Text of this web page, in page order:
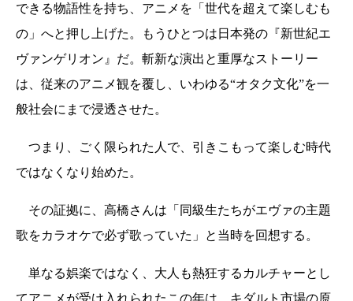
できる物語性を持ち、アニメを「世代を超えて楽しむも
の」へと押し上げた。もうひとつは日本発の『新世紀エ
ヴァンゲリオン』だ。斬新な演出と重厚なストーリー
は、従来のアニメ観を覆し、いわゆる“オタク文化”を一
般社会にまで浸透させた。
つまり、ごく限られた人で、引きこもって楽しむ時代
ではなくなり始めた。
その証拠に、高橋さんは「同級生たちがエヴァの主題
歌をカラオケで必ず歌っていた」と当時を回想する。
単なる娯楽ではなく、大人も熱狂するカルチャーとし